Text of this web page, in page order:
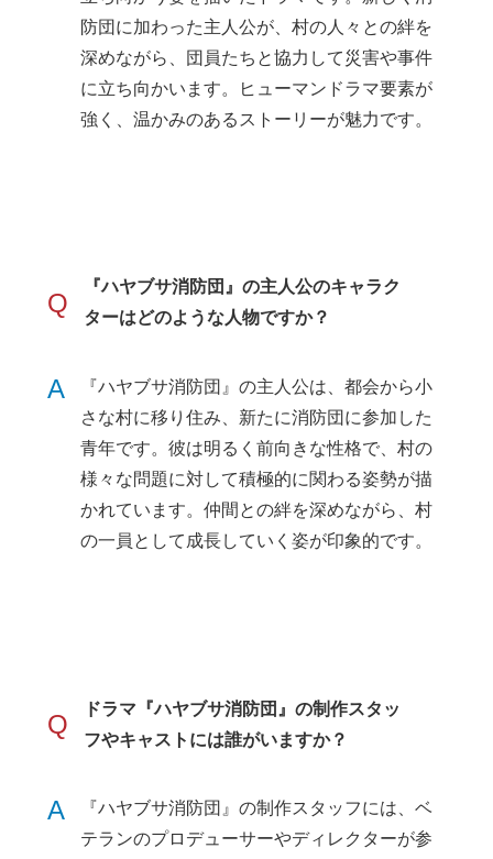
防団に加わった主人公が、村の人々との絆を
深めながら、団員たちと協力して災害や事件
に立ち向かいます。ヒューマンドラマ要素が
強く、温かみのあるストーリーが魅力です。
Q
『ハヤブサ消防団』の主人公のキャラク
ターはどのような人物ですか？
A
『ハヤブサ消防団』の主人公は、都会から小
さな村に移り住み、新たに消防団に参加した
青年です。彼は明るく前向きな性格で、村の
様々な問題に対して積極的に関わる姿勢が描
かれています。仲間との絆を深めながら、村
の一員として成長していく姿が印象的です。
Q
ドラマ『ハヤブサ消防団』の制作スタッ
フやキャストには誰がいますか？
A
『ハヤブサ消防団』の制作スタッフには、ベ
テランのプロデューサーやディレクターが参